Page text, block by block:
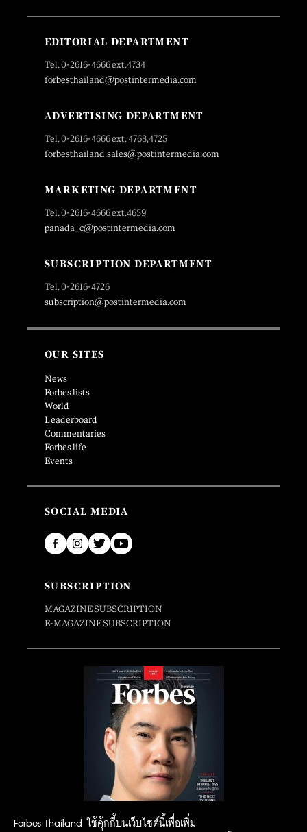
Forbes Thailand ใช้คุ้กกี้บนเว็บไซต์นี้เพื่อเพิ่ม
EDITORIAL DEPARTMENT
Tel. 0-2616-4666 ext.4734
forbesthailand@postintermedia.com
ADVERTISING DEPARTMENT
Tel. 0-2616-4666 ext. 4768,4725
forbesthailand.sales@postintermedia.com
MARKETING DEPARTMENT
Tel. 0-2616-4666 ext.4659
panada_c@postintermedia.com
SUBSCRIPTION DEPARTMENT
Tel. 0-2616-4726
subscription@postintermedia.com
OUR SITES
News
Forbes lists
World
Leaderboard
Commentaries
Forbes life
Events
SOCIAL MEDIA
SUBSCRIPTION
MAGAZINE SUBSCRIPTION
E-MAGAZINE SUBSCRIPTION